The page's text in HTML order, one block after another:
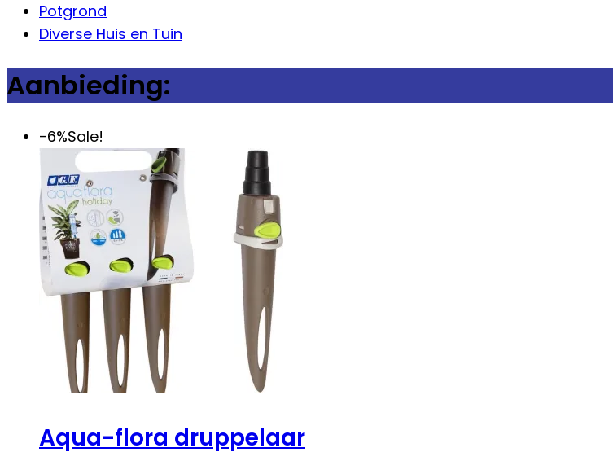
Potgrond
Diverse Huis en Tuin
Aanbieding:
-6%Sale!
Aqua-flora druppelaar